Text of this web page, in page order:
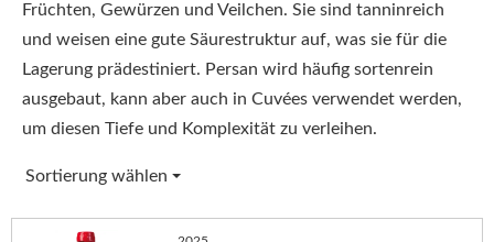
Früchten, Gewürzen und Veilchen. Sie sind tanninreich
und weisen eine gute Säurestruktur auf, was sie für die
Lagerung prädestiniert. Persan wird häufig sortenrein
ausgebaut, kann aber auch in Cuvées verwendet werden,
um diesen Tiefe und Komplexität zu verleihen.
Sortierung wählen